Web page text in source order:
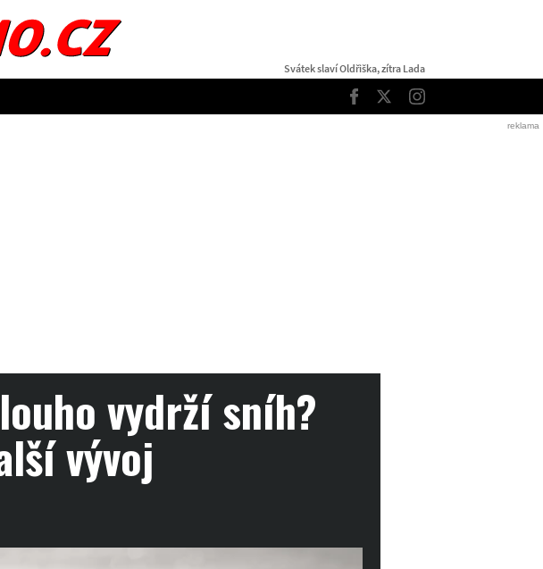
Svátek slaví Oldřiška, zítra Lada
Facebook
TwitterInstagram
vydrží sníh?
vývoj